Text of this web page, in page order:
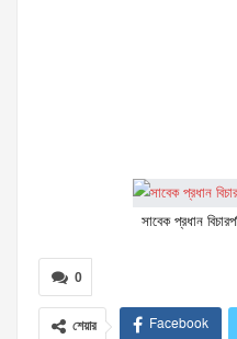
সাবেক প্রধান
0
শেয়ার Facebook